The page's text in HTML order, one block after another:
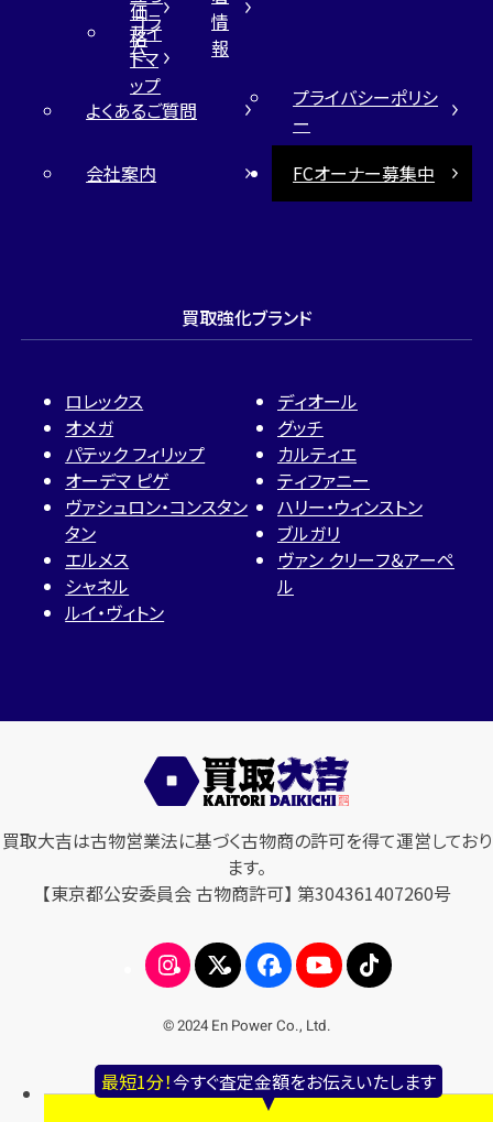
最短1分！今すぐ査定金額をお伝えいたします
価
格
コラ
ム
情
報
サイ
トマ
ップ
よくあるご質問
プライバシーポリシ
ー
会社案内
FCオーナー募集中
買取強化ブランド
ロレックス
オメガ
パテック フィリップ
オーデマ ピゲ
ヴァシュロン・コンスタン
タン
エルメス
シャネル
ルイ・ヴィトン
ディオール
グッチ
カルティエ
ティファニー
ハリー・ウィンストン
ブルガリ
ヴァン クリーフ＆アーペ
ル
買取大吉は古物営業法に基づく古物商の許可を得て運営しており
ます。
【東京都公安委員会 古物商許可】 第304361407260号
© 2024 En Power Co., Ltd.